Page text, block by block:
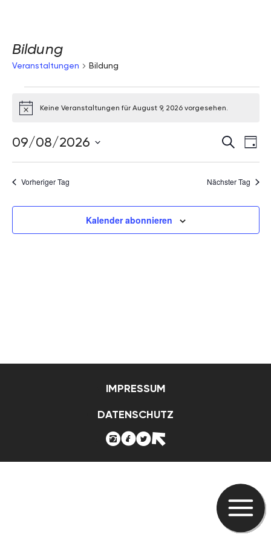
Bildung
Veranstaltungen Bildung
Veranstaltungen
für
August
9,
2026
HinweisKeine Veranstaltungen für August 9, 2026 vorgesehen.
Suche
und
Suche
Tag
09/08/2026
Vorheriger Tag Nächster Tag
Kalender abonnieren
IMPRESSUM
DATENSCHUTZ